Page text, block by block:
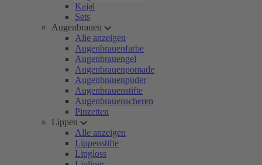
Kajal
Sets
Augenbrauen
Alle anzeigen
Augenbrauenfarbe
Augenbrauengel
Augenbrauenpomade
Augenbrauenpuder
Augenbrauenstifte
Augenbrauenscheren
Pinzetten
Lippen
Alle anzeigen
Lippenstifte
Lipgloss